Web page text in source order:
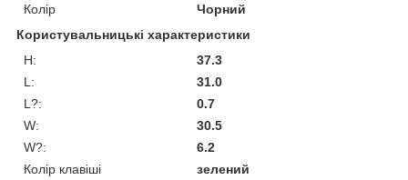
Колір
Чорний
Користувальницькі характеристики
H:
37.3
L:
31.0
L?:
0.7
W:
30.5
W?:
6.2
Колір клавіші
зелений